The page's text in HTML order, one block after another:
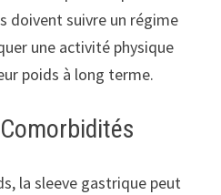
doivent suivre un régime
une activité physique
poids à long terme.
la sleeve gastrique peut